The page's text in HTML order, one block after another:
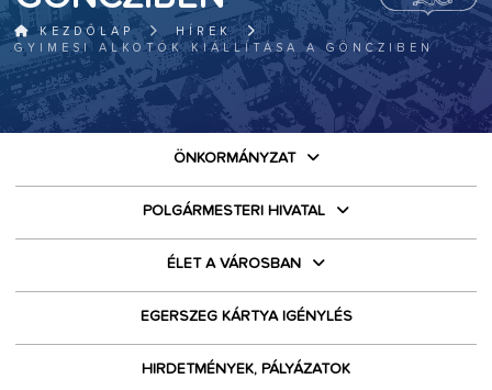
KEZDŐLAP
HÍREK
GYIMESI ALKOTÓK KIÁLLÍTÁSA A GÖNCZIBEN
ÖNKORMÁNYZAT
POLGÁRMESTERI HIVATAL
ÉLET A VÁROSBAN
EGERSZEG KÁRTYA IGÉNYLÉS
HIRDETMÉNYEK, PÁLYÁZATOK